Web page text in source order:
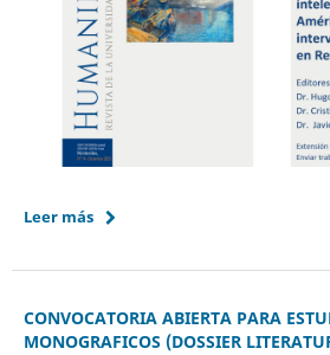
Leer más
CONVOCATORIA ABIERTA PARA
MONOGRAFICOS (DOSSIER